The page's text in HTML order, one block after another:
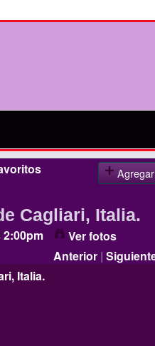
Agregar
Cagliari, Italia.
2:00pm
Ver fotos
Anterior |